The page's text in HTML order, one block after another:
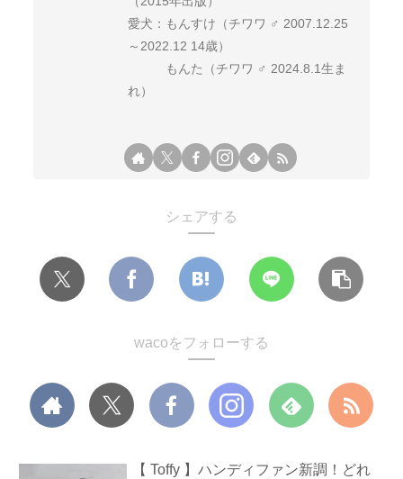
愛犬：もんすけ（チワワ ♂ 2007.12.25
～2022.12 14歳）
もんた（チワワ ♂ 2024.8.1生ま
れ）
シェアする
wacoをフォローする
【 Toffy 】ハンディファン新調！どれ